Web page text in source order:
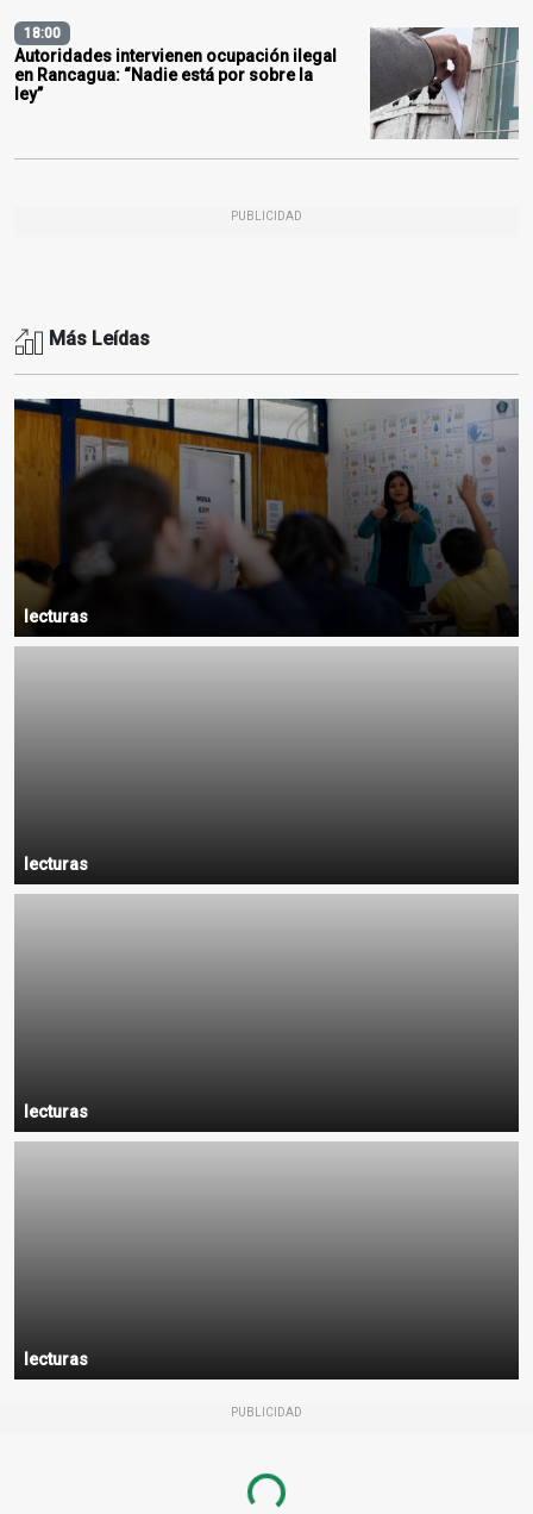
18:00
Autoridades intervienen ocupación ilegal
en Rancagua: “Nadie está por sobre la
ley”
PUBLICIDAD
Más Leídas
lecturas
lecturas
lecturas
lecturas
PUBLICIDAD
Loading...